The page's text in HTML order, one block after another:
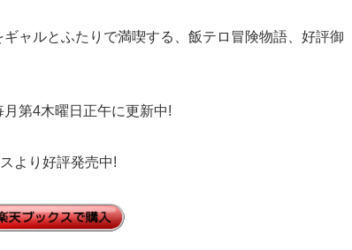
ャルとふたりで満喫する、飯テロ冒険物語、好評御
第4木曜日正午に更新中!
より好評発売中!